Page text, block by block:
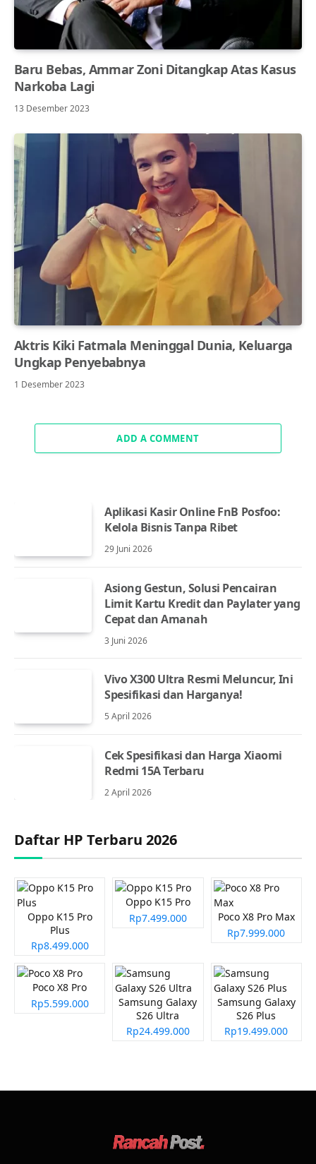
Baru Bebas, Ammar Zoni Ditangkap Atas Kasus
Narkoba Lagi
13 Desember 2023
Aktris Kiki Fatmala Meninggal Dunia, Keluarga
Ungkap Penyebabnya
1 Desember 2023
ADD A COMMENT
Aplikasi Kasir Online FnB Posfoo:
Kelola Bisnis Tanpa Ribet
29 Juni 2026
Asiong Gestun, Solusi Pencairan
Limit Kartu Kredit dan Paylater yang
Cepat dan Amanah
3 Juni 2026
Vivo X300 Ultra Resmi Meluncur, Ini
Spesifikasi dan Harganya!
5 April 2026
Cek Spesifikasi dan Harga Xiaomi
Redmi 15A Terbaru
2 April 2026
Daftar HP Terbaru 2026
Oppo K15 Pro
Plus
Rp8.499.000
Oppo K15 Pro
Rp7.499.000
Poco X8 Pro Max
Rp7.999.000
Poco X8 Pro
Rp5.599.000
Samsung Galaxy
S26 Ultra
Rp24.499.000
Samsung Galaxy
S26 Plus
Rp19.499.000